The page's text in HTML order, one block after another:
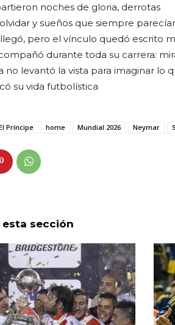
noches de gloria, derrotas
y sueños que siempre
pero el vínculo quedó escrito
durante toda su carrera:
no levantó la vista para imaginar lo
su vida futbolística
Príncipe home Mundial 2026 Neymar
sección